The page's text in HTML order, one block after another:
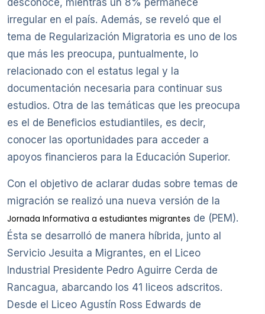
desconoce, mientras un 8% permanece
irregular en el país. Además, se reveló que el
tema de Regularización Migratoria es uno de los
que más les preocupa, puntualmente, lo
relacionado con el estatus legal y la
documentación necesaria para continuar sus
estudios. Otra de las temáticas que les preocupa
es el de Beneficios estudiantiles, es decir,
conocer las oportunidades para acceder a
apoyos financieros para la Educación Superior.
Con el objetivo de aclarar dudas sobre temas de
migración se realizó una nueva versión de la
Jornada Informativa a estudiantes migrantes de (PEM).
Ésta se desarrolló de manera híbrida, junto al
Servicio Jesuita a Migrantes, en el Liceo
Industrial Presidente Pedro Aguirre Cerda de
Rancagua, abarcando los 41 liceos adscritos.
Desde el Liceo Agustín Ross Edwards de